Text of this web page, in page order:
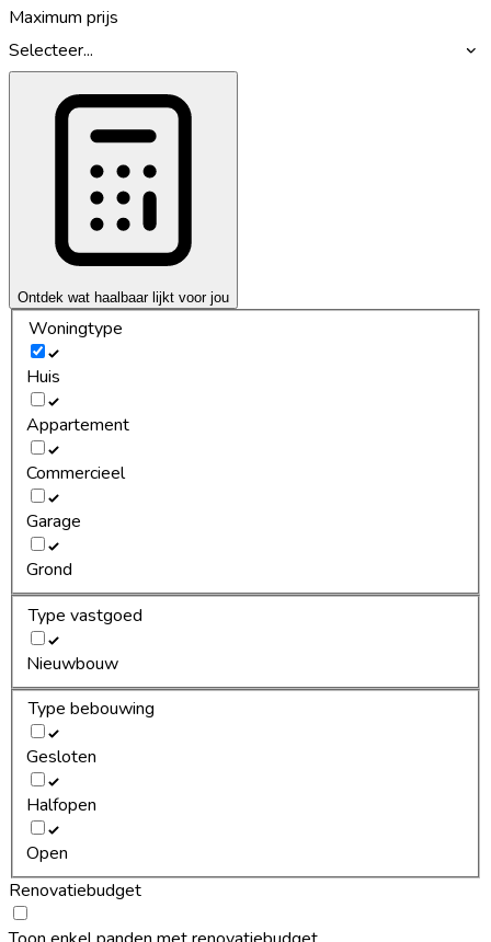
Maximum prijs
Selecteer...
Ontdek wat haalbaar lijkt voor jou
Woningtype
Huis
Appartement
Commercieel
Garage
Grond
Type vastgoed
Nieuwbouw
Type bebouwing
Gesloten
Halfopen
Open
Renovatiebudget